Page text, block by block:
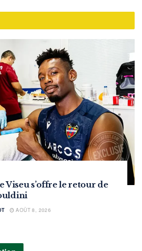
Viseu s’offre le retour de
AOÛT 8, 2026